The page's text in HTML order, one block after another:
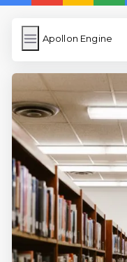
Apollon Engine
Apollon
Resim Yükle
Wordpress
Anasayfa
İngilizce
5 Günde
İngilizce